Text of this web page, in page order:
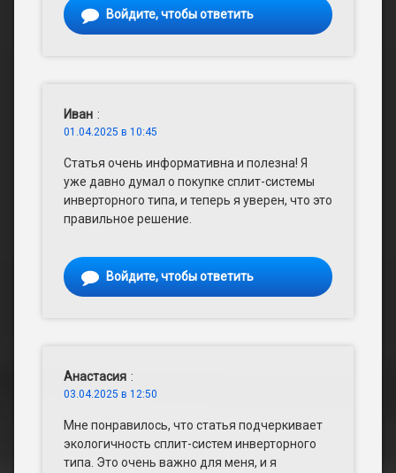
Войдите, чтобы ответить
Иван :
01.04.2025 в 10:45
Статья очень информативна и полезна! Я
уже давно думал о покупке сплит-системы
инверторного типа, и теперь я уверен, что это
правильное решение.
Войдите, чтобы ответить
Анастасия :
03.04.2025 в 12:50
Мне понравилось, что статья подчеркивает
экологичность сплит-систем инверторного
типа. Это очень важно для меня, и я